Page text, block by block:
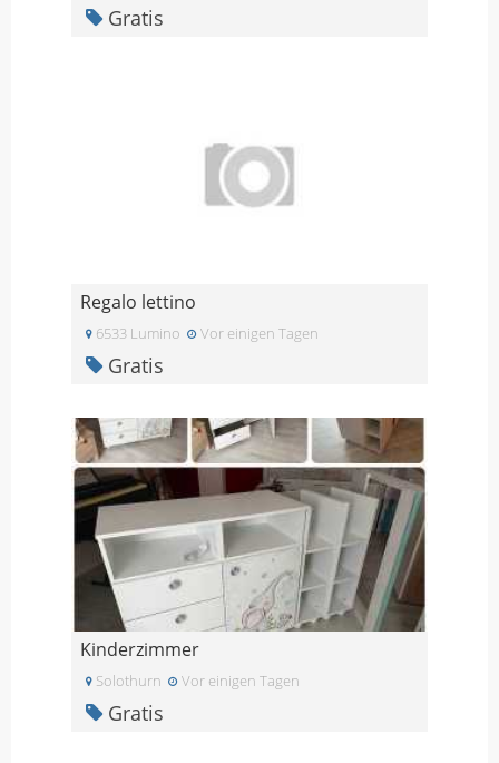
Gratis
Regalo lettino
6533 Lumino Vor einigen Tagen
Gratis
Kinderzimmer
Solothurn Vor einigen Tagen
Gratis